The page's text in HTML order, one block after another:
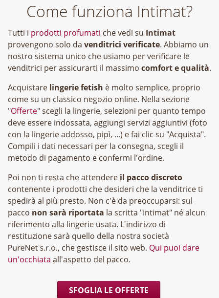
Come funziona Intimat?
Tutti i prodotti profumati che vedi su Intimat
provengono solo da venditrici verificate. Abbiamo un
nostro sistema unico che usiamo per verificare le
venditrici per assicurarti il massimo comfort e qualità.
Acquistare lingerie fetish è molto semplice, proprio
come su un classico negozio online. Nella sezione
"Offerte" scegli la lingerie, selezioni per quanto tempo
deve essere indossata, aggiungi servizi aggiuntivi (foto
con la lingerie addosso, pipì, ...) e fai clic su "Acquista".
Compili i dati necessari per la consegna, scegli il
metodo di pagamento e confermi l'ordine.
Poi non ti resta che attendere il pacco discreto
contenente i prodotti che desideri che la venditrice ti
spedirà al più presto. Non c'è da preoccuparsi: sul
pacco non sarà riportata la scritta "Intimat" né alcun
riferimento alla lingerie usata. L'indirizzo di
restituzione sarà quello della nostra società
, che gestisce il sito web. Qui puoi dare
un'occhiata all'aspetto del pacco.
SFOGLIA LE OFFERTE